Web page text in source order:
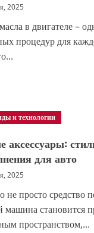
2025
в двигателе –
процедур для
и технологии
аксессуары:
для авто
2025
просто средство
становится
пространством,...